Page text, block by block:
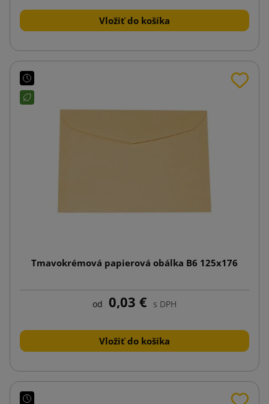
Vložiť do košíka
Tmavokrémová papierová obálka B6 125x176
od 0,03 € s DPH
Vložiť do košíka